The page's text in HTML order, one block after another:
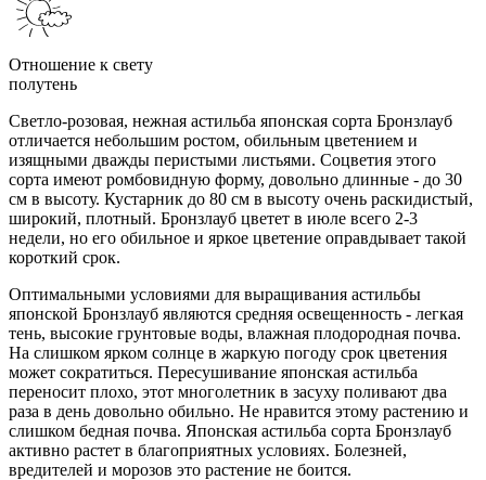
Отношение к свету
полутень
Светло-розовая, нежная астильба японская сорта Бронзлауб
отличается небольшим ростом, обильным цветением и
изящными дважды перистыми листьями. Соцветия этого
сорта имеют ромбовидную форму, довольно длинные - до 30
см в высоту. Кустарник до 80 см в высоту очень раскидистый,
широкий, плотный. Бронзлауб цветет в июле всего 2-3
недели, но его обильное и яркое цветение оправдывает такой
короткий срок.
Оптимальными условиями для выращивания астильбы
японской Бронзлауб являются средняя освещенность - легкая
тень, высокие грунтовые воды, влажная плодородная почва.
На слишком ярком солнце в жаркую погоду срок цветения
может сократиться. Пересушивание японская астильба
переносит плохо, этот многолетник в засуху поливают два
раза в день довольно обильно. Не нравится этому растению и
слишком бедная почва. Японская астильба сорта Бронзлауб
активно растет в благоприятных условиях. Болезней,
вредителей и морозов это растение не боится.